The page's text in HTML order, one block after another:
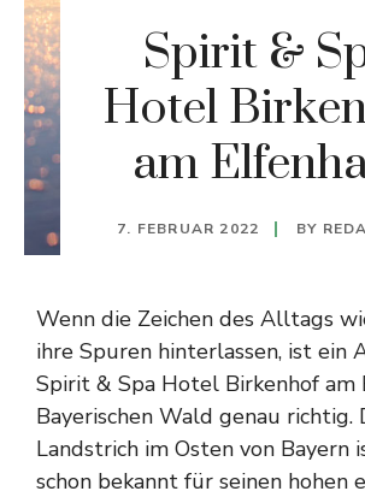
Spirit &
Hotel
am
7. FEBRUAR 2022 BY
Wenn die Zeichen des Alltags
ihre Spuren hinterlassen, ist ein
Spirit & Spa Hotel Birkenhof am
Bayerischen Wald genau richtig.
Landstrich im Osten von Bayern
schon bekannt für seinen hohen